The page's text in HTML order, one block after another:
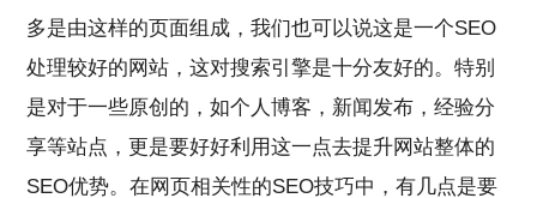
多是由这样的页面组成，我们也可以说这是一个SEO
处理较好的网站，这对搜索引擎是十分友好的。特别
是对于一些原创的，如个人博客，新闻发布，经验分
享等站点，更是要好好利用这一点去提升网站整体的
SEO优势。在网页相关性的SEO技巧中，有几点是要